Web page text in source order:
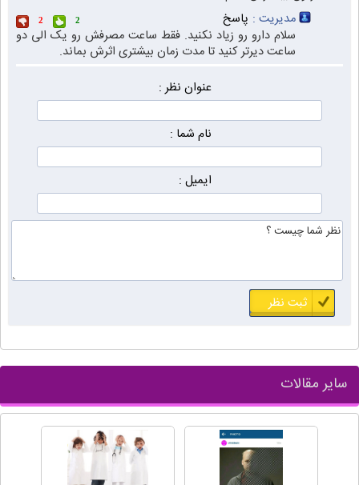
مدیریت : پاسخ 2
2
سلام دارو رو زیاد نکنید. فقط ساعت مصرفش رو یک الی دو
ساعت دیرتر کنید تا مدت زمان بیشتری اثرش بماند.
عنوان نظر :
نام شما :
ایمیل :
سایر مقالات